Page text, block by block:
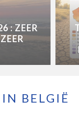
: ZEER
BELGIË